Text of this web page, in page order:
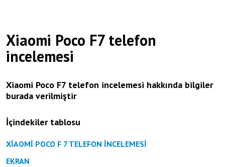
Xiaomi Poco F7 telefon
incelemesi
Xiaomi Poco F7 telefon incelemesi hakkında bilgiler
burada verilmiştir
İçindekiler tablosu
XİAOMİ POCO F 7 TELEFON İNCELEMESİ
EKRAN